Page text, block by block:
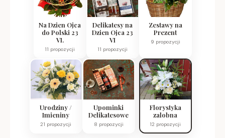
Na Dzien Ojca
do Polski 23
VI.
11 propozycji
Delikatesy na
Dzien Ojca 23
VI
11 propozycji
Zestawy na
Prezent
9 propozycji
Urodziny /
Imieniny
21 propozycji
Upominki
Delikatesowe
8 propozycji
Florystyka
zalobna
12 propozycji